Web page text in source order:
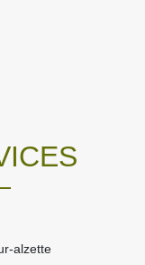
alzette